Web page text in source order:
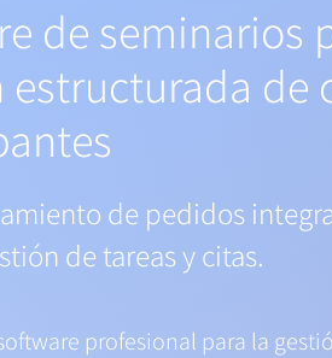
de seminarios
de
de pedidos
de tareas y citas.
profesional para la